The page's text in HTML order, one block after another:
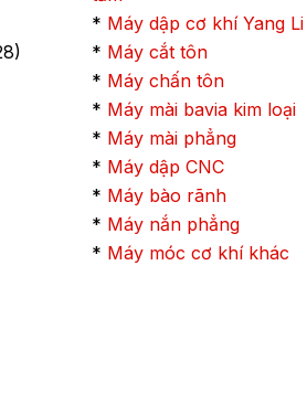
* Máy dập cơ khí Yang Li
* Máy cắt tôn
* Máy chấn tôn
* Máy mài bavia kim loại
* Máy mài phẳng
* Máy dập CNC
* Máy bào rãnh
* Máy nắn phẳng
* Máy móc cơ khí khác